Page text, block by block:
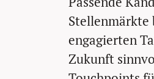
Stellenmärkte
engagierten
Zukunft